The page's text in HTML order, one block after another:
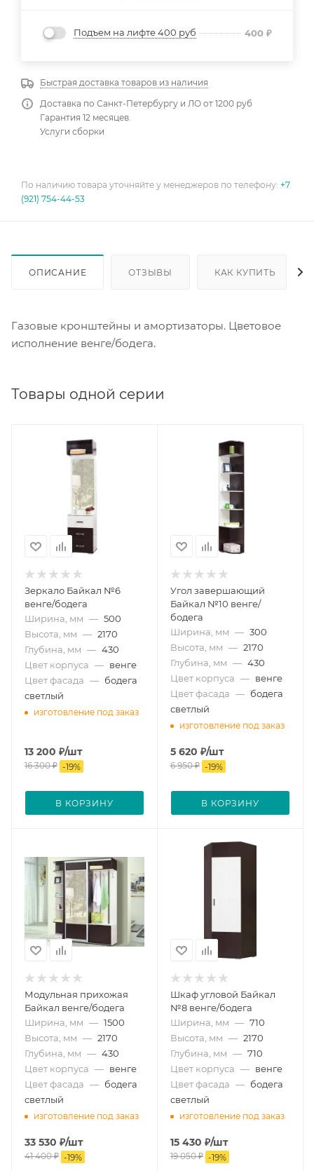
Подъем на лифте 400 руб 400 ₽
Быстрая доставка товаров из наличия
Доставка по Санкт-Петербургу и ЛО от 1200 руб
Гарантия 12 месяцев.
Услуги сборки
По наличию товара уточняйте у менеджеров по телефону: +7
(921) 754-44-53
ОПИСАНИЕ ОТЗЫВЫ КАК КУПИТЬ
Газовые кронштейны и амортизаторы. Цветовое
исполнение венге/бодега.
Товары одной серии
Зеркало Байкал №6
венге/бодега
Ширина, мм — 500
Высота, мм — 2170
Глубина, мм — 430
Цвет корпуса — венге
Цвет фасада — бодега
светлый
изготовление под заказ
13 200 ₽/шт
16 300₽ -19%
В КОРЗИНУ
Угол завершающий
Байкал №10 венге/
бодега
Ширина, мм — 300
Высота, мм — 2170
Глубина, мм — 430
Цвет корпуса — венге
Цвет фасада — бодега
светлый
изготовление под заказ
5 620 ₽/шт
6 950₽ -19%
В КОРЗИНУ
Модульная прихожая
Байкал венге/бодега
Ширина, мм — 1500
Высота, мм — 2170
Глубина, мм — 430
Цвет корпуса — венге
Цвет фасада — бодега
светлый
изготовление под заказ
33 530 ₽/шт
41 400₽ -19%
Шкаф угловой Байкал
№8 венге/бодега
Ширина, мм — 710
Высота, мм — 2170
Глубина, мм — 710
Цвет корпуса — венге
Цвет фасада — бодега
светлый
изготовление под заказ
15 430 ₽/шт
19 050₽ -19%